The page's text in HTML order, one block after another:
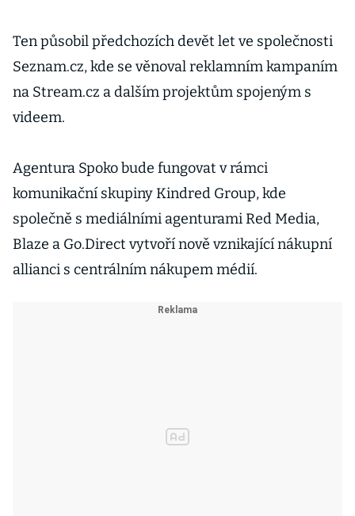
Ten působil předchozích devět let ve společnosti
Seznam.cz, kde se věnoval reklamním kampaním
na Stream.cz a dalším projektům spojeným s
videem.
Agentura Spoko bude fungovat v rámci
komunikační skupiny Kindred Group, kde
společně s mediálními agenturami Red Media,
Blaze a Go.Direct vytvoří nově vznikající nákupní
allianci s centrálním nákupem médií.